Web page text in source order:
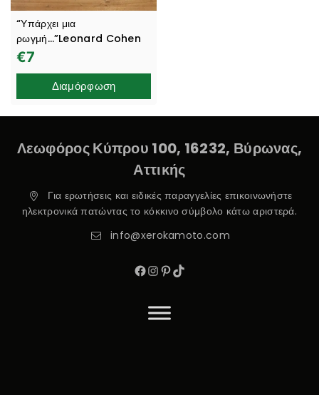
“Υπάρχει μια
ρωγμή…”Leonard Cohen
€7
Διαμόρφωση
Λεωφόρος Κύπρου 100, 16232, Βύρωνας,
Αττικής
Για ερωτήσεις και ειδικές παραγγελίες επικοινωνήστε
ηλεκτρονικά πατώντας το κόκκινο σύμβολο κάτω αριστερά.
info@xerokamoto.com